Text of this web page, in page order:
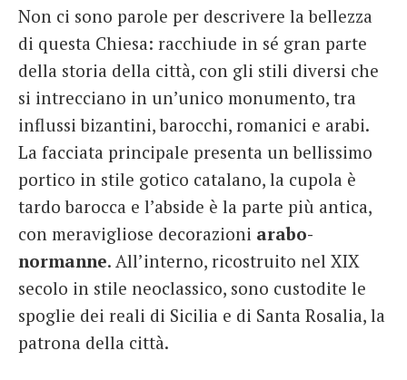
Non ci sono parole per descrivere la bellezza
di questa Chiesa: racchiude in sé gran parte
della storia della città, con gli stili diversi che
si intrecciano in un’unico monumento, tra
influssi bizantini, barocchi, romanici e arabi.
La facciata principale presenta un bellissimo
portico in stile gotico catalano, la cupola è
tardo barocca e l’abside è la parte più antica,
con meravigliose decorazioni arabo-
normanne. All’interno, ricostruito nel XIX
secolo in stile neoclassico, sono custodite le
spoglie dei reali di Sicilia e di Santa Rosalia, la
patrona della città.